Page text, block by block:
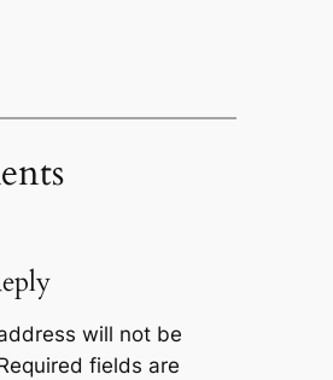
will not be
fields are